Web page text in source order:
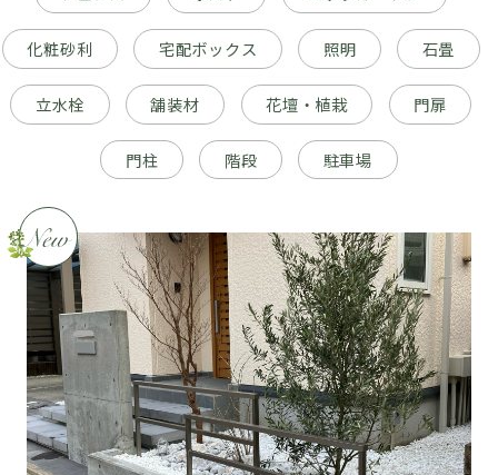
化粧砂利 宅配ボックス 照明 石畳
立水栓 舗装材 花壇・植栽 門扉
門柱 階段 駐車場